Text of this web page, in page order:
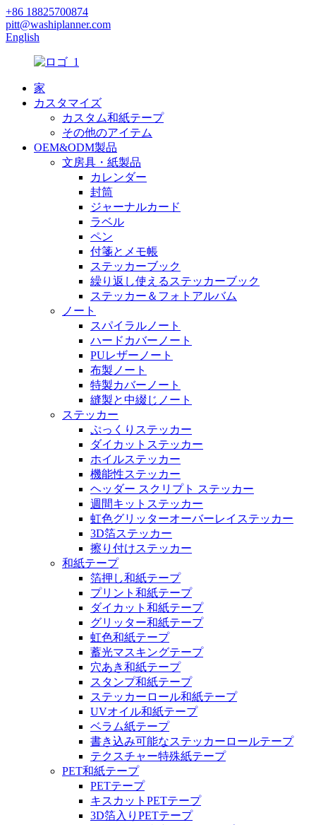
+86 18825700874
pitt@washiplanner.com
English
家
カスタマイズ
カスタム和紙テープ
その他のアイテム
OEM&ODM製品
文房具・紙製品
カレンダー
封筒
ジャーナルカード
ラベル
ペン
付箋とメモ帳
ステッカーブック
繰り返し使えるステッカーブック
ステッカー＆フォトアルバム
ノート
スパイラルノート
ハードカバーノート
PUレザーノート
布製ノート
特製カバーノート
縫製と中綴じノート
ステッカー
ぷっくりステッカー
ダイカットステッカー
ホイルステッカー
機能性ステッカー
ヘッダー スクリプト ステッカー
週間キットステッカー
虹色グリッターオーバーレイステッカー
3D箔ステッカー
擦り付けステッカー
和紙テープ
箔押し和紙テープ
プリント和紙テープ
ダイカット和紙テープ
グリッター和紙テープ
虹色和紙テープ
蓄光マスキングテープ
穴あき和紙テープ
スタンプ和紙テープ
ステッカーロール和紙テープ
UVオイル和紙テープ
ベラム紙テープ
書き込み可能なステッカーロールテープ
テクスチャー特殊紙テープ
PET和紙テープ
PETテープ
キスカットPETテープ
3D箔入りPETテープ